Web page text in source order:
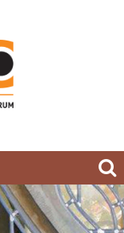
BLOG
NIEUWSBRIEF